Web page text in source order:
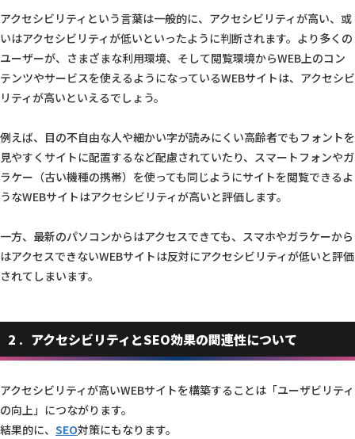
アクセシビリティという言葉は一般的に、アクセシビリティが高い、或
いはアクセシビリティが低いといったように判断されます。より多くの
ユーザーが、さまざまな利用環境、そして閲覧環境からWEB上のコン
テンツやサービスを使えるようになっているWEBサイトは、アクセシビ
リティが高いといえるでしょう。
例えば、目の不自由な人や細かい字が読みにくい高齢者でもフォントを
見やすくサイトに配置するなど配慮されていたり、スマートフォンやガ
ラケー（古い機種の携帯）を使っても同じようにサイトを閲覧できるよ
うなWEBサイトはアクセシビリティが高いと評価します。
一方、最新のパソコンからはアクセスできても、スマホやガラケーから
はアクセスできないWEBサイトは反対にアクセシビリティが低いと評価
されてしまいます。
2 アクセシビリティとSEO効果の関連性について
アクセシビリティが高いWEBサイトを構築することは「ユーザビリティ
の向上」につながります。
結果的に、 SEO対策にもなります。